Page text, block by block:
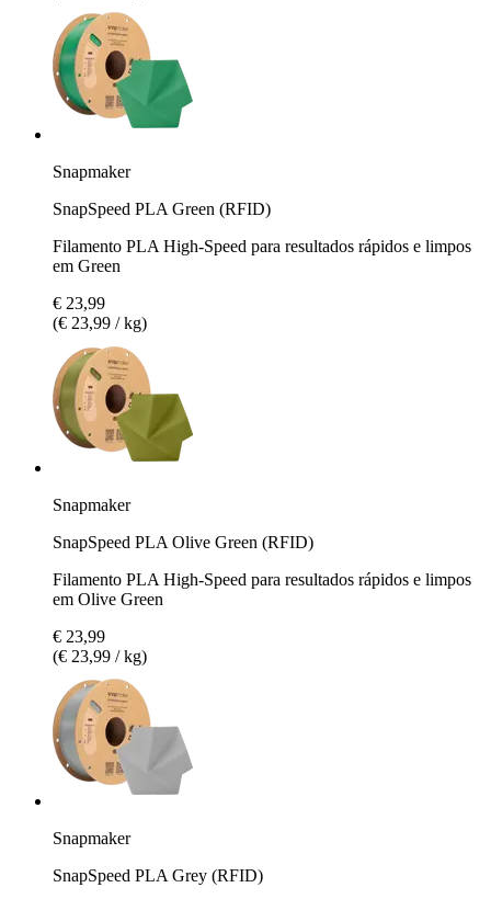
Snapmaker
SnapSpeed PLA Green (RFID)
Filamento PLA High-Speed para resultados rápidos e limpos
em Green
€ 23,99
(€ 23,99 / kg)
Snapmaker
SnapSpeed PLA Olive Green (RFID)
Filamento PLA High-Speed para resultados rápidos e limpos
em Olive Green
€ 23,99
(€ 23,99 / kg)
Snapmaker
SnapSpeed PLA Grey (RFID)